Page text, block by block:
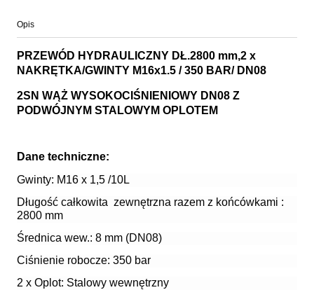
Opis
PRZEWÓD HYDRAULICZNY DŁ.2800 mm,2 x
NAKRĘTKA/GWINTY M16x1.5 / 350 BAR/ DN08
2SN WĄŻ WYSOKOCIŚNIENIOWY DN08 Z
PODWÓJNYM STALOWYM OPLOTEM
Dane techniczne:
Gwinty: M16 x 1,5 /10L
Długość całkowita zewnętrzna razem z końcówkami :
2800 mm
Średnica wew.: 8 mm (DN08)
Ciśnienie robocze: 350 bar
2 x Oplot: Stalowy wewnętrzny